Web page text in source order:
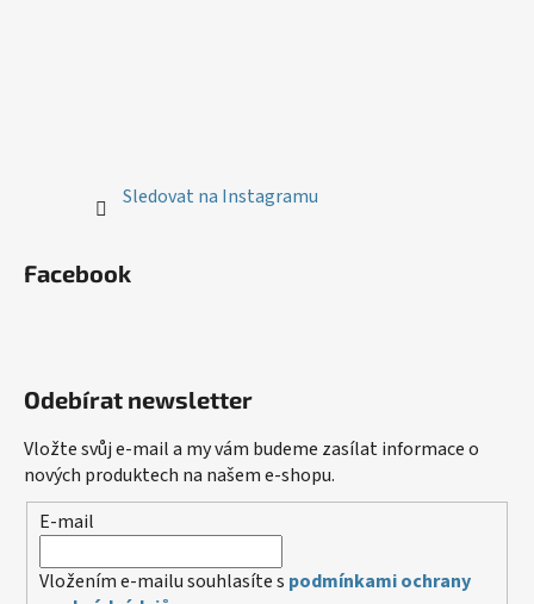
Sledovat na Instagramu
Facebook
Odebírat newsletter
Vložte svůj e-mail a my vám budeme zasílat informace o
nových produktech na našem e-shopu.
E-mail
Vložením e-mailu souhlasíte s podmínkami ochrany